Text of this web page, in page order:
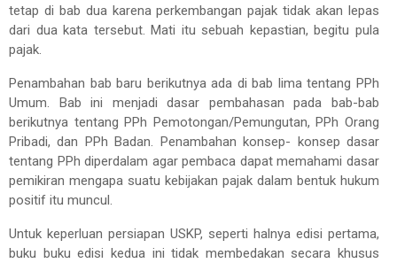
tetap di bab dua karena perkembangan pajak tidak akan lepas
dari dua kata tersebut. Mati itu sebuah kepastian, begitu pula
pajak.
Penambahan bab baru berikutnya ada di bab lima tentang PPh
Umum. Bab ini menjadi dasar pembahasan pada bab-bab
berikutnya tentang PPh Pemotongan/Pemungutan, PPh Orang
Pribadi, dan PPh Badan. Penambahan konsep- konsep dasar
tentang PPh diperdalam agar pembaca dapat memahami dasar
pemikiran mengapa suatu kebijakan pajak dalam bentuk hukum
positif itu muncul.
Untuk keperluan persiapan USKP, seperti halnya edisi pertama,
buku buku edisi kedua ini tidak membedakan secara khusus